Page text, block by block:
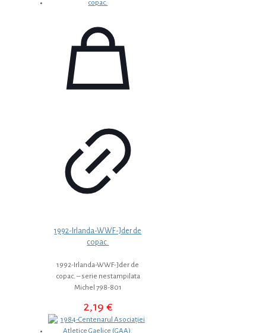
1992-Irlanda-WWF-Jder de
copac.
1992-Irlanda-WWF-Jder de
copac. – serie nestampilata
Michel 798-801
2,19 €